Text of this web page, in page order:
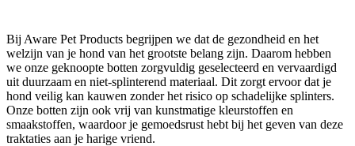
Bij Aware Pet Products begrijpen we dat de gezondheid en het
welzijn van je hond van het grootste belang zijn. Daarom hebben
we onze geknoopte botten zorgvuldig geselecteerd en vervaardigd
uit duurzaam en niet-splinterend materiaal. Dit zorgt ervoor dat je
hond veilig kan kauwen zonder het risico op schadelijke splinters.
Onze botten zijn ook vrij van kunstmatige kleurstoffen en
smaakstoffen, waardoor je gemoedsrust hebt bij het geven van deze
traktaties aan je harige vriend.